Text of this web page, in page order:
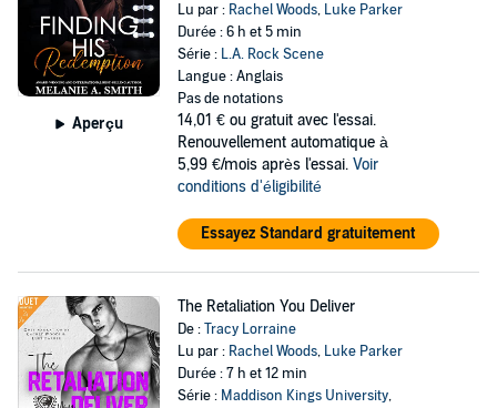
Aperçu
Lu par : Rachel Woods, Luke Parker
Durée : 6 h et 5 min
Série : L.A. Rock Scene
Langue : Anglais
Pas de notations
14,01 € ou gratuit avec l'essai.
Renouvellement automatique à
5,99 €/mois après l'essai. Voir
conditions d'éligibilité
Essayez Standard gratuitement
The Retaliation You Deliver
De :Tracy Lorraine
Lu par : Rachel Woods, Luke Parker
Durée : 7 h et 12 min
Série : Maddison Kings University,